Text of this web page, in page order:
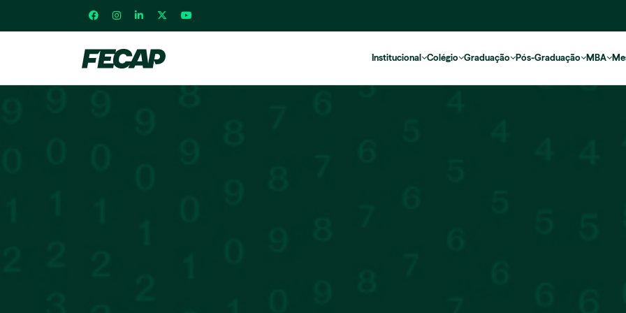
Institucional Colégio Graduação Pós-Graduação MBA